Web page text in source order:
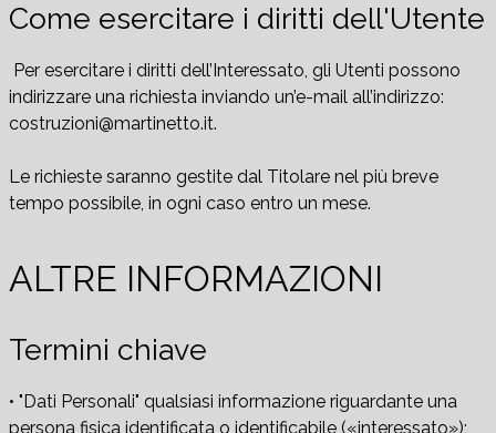
Come esercitare i diritti dell'Utente
Per esercitare i diritti dell’Interessato, gli Utenti possono
indirizzare una richiesta inviando un’e-mail all’indirizzo:
costruzioni@martinetto.it.
Le richieste saranno gestite dal Titolare nel più breve
tempo possibile, in ogni caso entro un mese.
ALTRE INFORMAZIONI
Termini chiave
• "Dati Personali" qualsiasi informazione riguardante una
persona fisica identificata o identificabile («interessato»);